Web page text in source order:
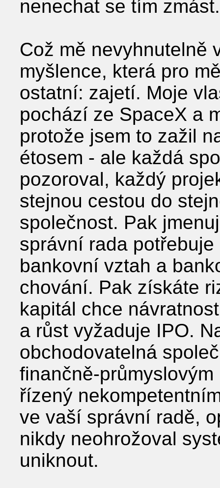
nenechat se tím zmást.
Což mě nevyhnutelně
myšlence, která pro
ostatní: zajetí. Moje
pochází ze SpaceX a
protože jsem to zažil
étosem - ale každá
pozoroval, každý
stejnou cestou do
společnost. Pak
správní rada
bankovní vztah a
chování. Pak získáte
kapitál chce
a růst vyžaduje IPO.
obchodovatelná
finančně-
řízený
ve vaší správní radě,
nikdy neohrožoval
uniknout.